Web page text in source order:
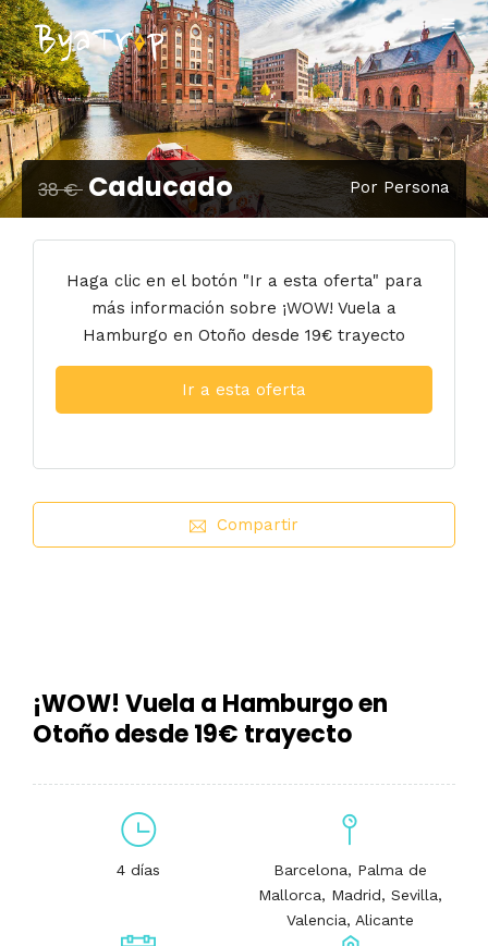
38 € Caducado Por Persona
Haga clic en el botón "Ir a esta oferta" para
más información sobre ¡WOW! Vuela a
Hamburgo en Otoño desde 19€ trayecto
Ir a esta oferta
Compartir
¡WOW! Vuela a Hamburgo en
Otoño desde 19€ trayecto
4 días
Barcelona, Palma de
Mallorca, Madrid, Sevilla,
Valencia, Alicante